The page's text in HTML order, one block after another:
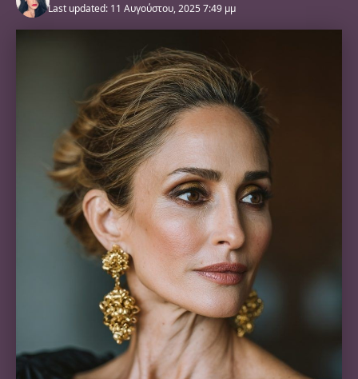
Last updated: 11 Αυγούστου, 2025 7:49 μμ